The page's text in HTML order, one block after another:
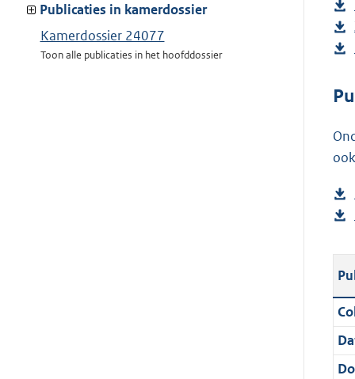
Publicaties in kamerdossier
Kamerdossier 24077
Toon alle publicaties in het hoofddossier